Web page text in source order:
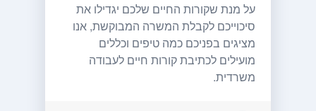
על מנת שקורות החיים שלכם יגדילו את
סיכוייכם לקבלת המשרה המבוקשת, אנו
מציגים בפניכם כמה טיפים וכללים
מועילים לכתיבת קורות חיים לעבודה
משרדית.